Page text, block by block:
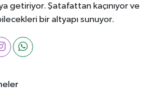
getiriyor. Şatafattan kaçınıyor ve
bir altyapı sunuyor.